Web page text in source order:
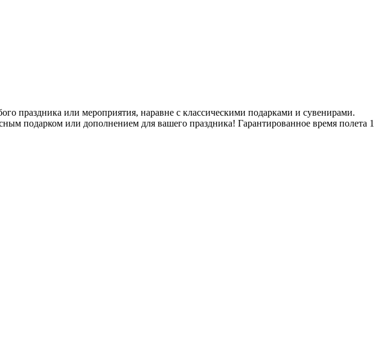
праздника или мероприятия, наравне с классическими подарками и сувенирами.
подарком или дополнением для вашего праздника! Гарантированное время полета 1